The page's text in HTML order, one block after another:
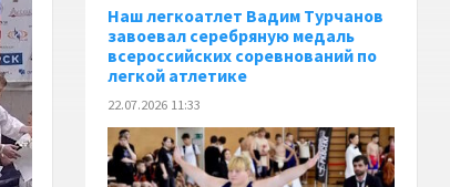
Наш легкоатлет Вадим Турчанов
завоевал серебряную медаль
всероссийских соревнований по
легкой атлетике
22.07.2026 11:33